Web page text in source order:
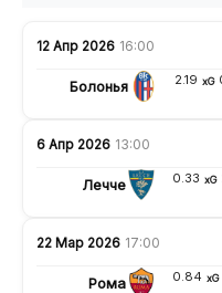
12 Апр 2026 16:00
Болонья 2.19 xG
6 Апр 2026 13:00
Лечче 0.33 xG
22 Мар 2026 17:00
Рома 0.84 xG